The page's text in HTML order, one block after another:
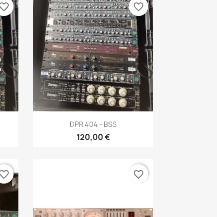
Aperçu rapide
DPR 404 - BSS
120,00 €
favorite_border
favorite_border